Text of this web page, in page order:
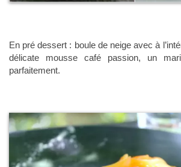
En pré dessert : boule de neige avec à
délicate mousse café passion, un
parfaitement.